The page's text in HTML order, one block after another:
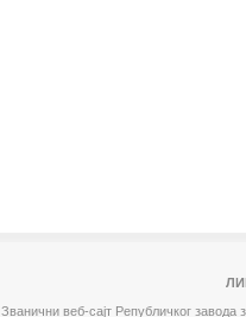
Званични веб-сајт Републичког